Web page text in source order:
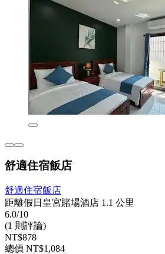
舒適住宿飯店
舒適住宿飯店
距離假日皇宮賭場酒店 1.1 公里
6.0/10
(1 則評論)
NT$878
總價 NT$1,084